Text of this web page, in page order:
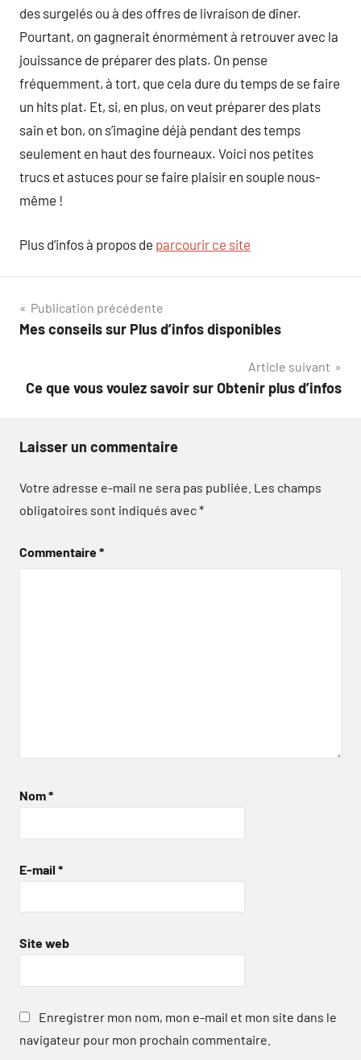
des surgelés ou à des offres de livraison de dîner.
Pourtant, on gagnerait énormément à retrouver avec la
jouissance de préparer des plats. On pense
fréquemment, à tort, que cela dure du temps de se faire
un hits plat. Et, si, en plus, on veut préparer des plats
sain et bon, on s’imagine déjà pendant des temps
seulement en haut des fourneaux. Voici nos petites
trucs et astuces pour se faire plaisir en souple nous-
même !
Plus d’infos à propos de parcourir ce site
Navigation
de
Publication précédente
Mes conseils sur Plus d’infos disponibles
Article suivant
Ce que vous voulez savoir sur Obtenir plus d’infos
Laisser un commentaire
Votre adresse e-mail ne sera pas publiée. Les champs
obligatoires sont indiqués avec*
Commentaire*
Nom*
E-mail *
Site web
Enregistrer mon nom, mon e-mail et mon site dans le
navigateur pour mon prochain commentaire.